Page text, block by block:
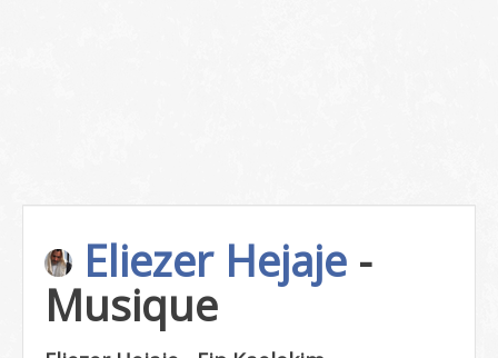
Eliezer Hejaje -
Musique